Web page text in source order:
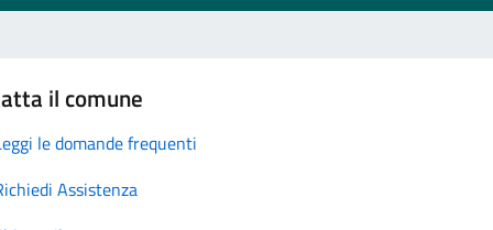
il comune
le domande frequenti
Assistenza